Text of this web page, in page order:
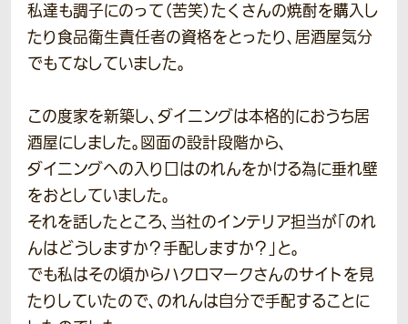
私達も調子にのって（苦笑）たくさんの焼酎を購入し
たり食品衛生責任者の資格をとったり、居酒屋気分
でもてなしていました。
この度家を新築し、ダイニングは本格的におうち居
酒屋にしました。図面の設計段階から、
ダイニングへの入り口はのれんをかける為に垂れ壁
をおとしていました。
それを話したところ、当社のインテリア担当が「のれ
んはどうしますか？手配しますか？」と。
でも私はその頃からハクロマークさんのサイトを見
たりしていたので、のれんは自分で手配することに